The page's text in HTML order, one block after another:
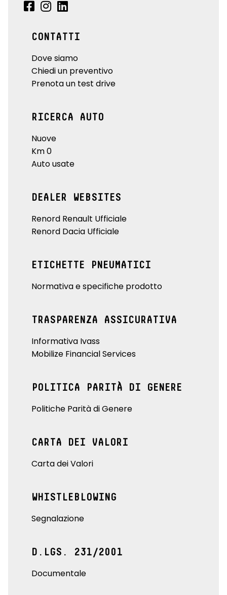
CONTATTI
Dove siamo
Chiedi un preventivo
Prenota un test drive
RICERCA AUTO
Nuove
Km 0
Auto usate
DEALER WEBSITES
Renord Renault Ufficiale
Renord Dacia Ufficiale
ETICHETTE PNEUMATICI
Normativa e specifiche prodotto
TRASPARENZA ASSICURATIVA
Informativa Ivass
Mobilize Financial Services
POLITICA PARITÀ DI GENERE
Politiche Parità di Genere
CARTA DEI VALORI
Carta dei Valori
WHISTLEBLOWING
Segnalazione
D.LGS. 231/2001
Documentale